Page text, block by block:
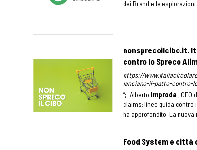
dei Brand e le esplorazioni
nonsprecoilcibo.it.
contro lo Spreco
https://
lanciano-il-patto-contro-
”; Alberto Improda , CEO
claims: linee guida contro
ha approfondito La nuova
Food System e città